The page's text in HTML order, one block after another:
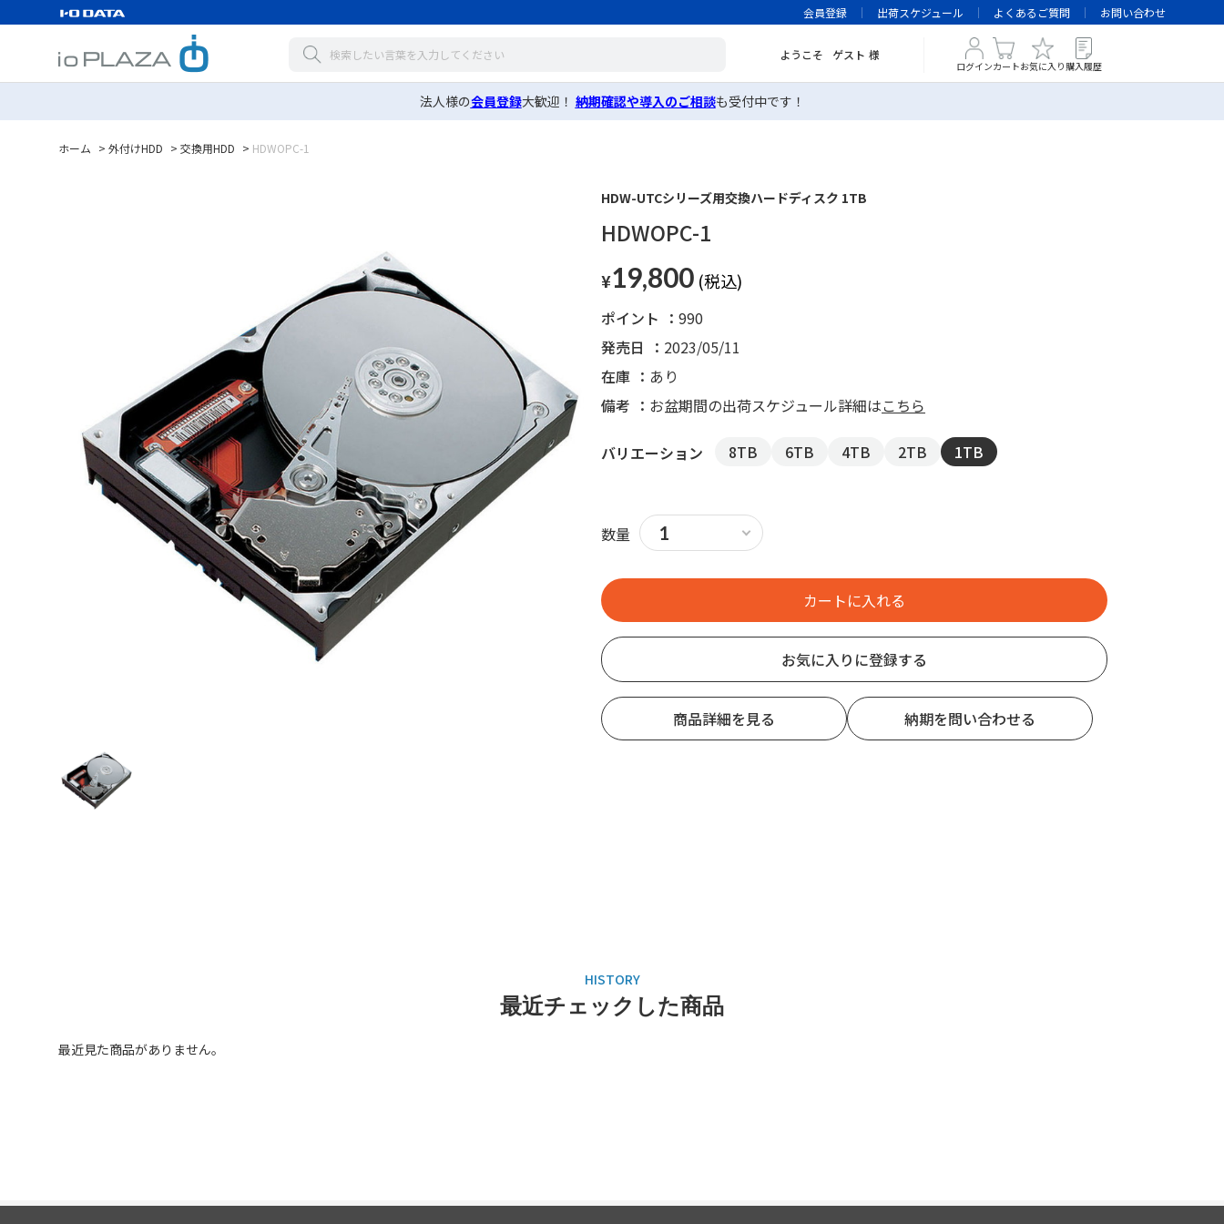
会員登録 出荷スケジュール よくあるご質問 お問い合わせ
ようこそ ゲスト 様
ログインカートお気に入り 購入履歴
法人様の会員登録大歓迎！ 納期確認や導入のご相談も受付中です！
ホーム > 外付けHDD > 交換用HDD > HDWOPC-1
HDW-UTCシリーズ用交換ハードディスク 1TB
HDWOPC-1
¥19,800
発売日 2023/05/11
ポイント 990
在庫
あり
備考
お盆期間の出荷スケジュール詳細はこちら
8TB 6TB 4TB 2TB 1TB
数量
お気に入りに登録する
商品詳細を見る 納期を問い合わせる
最近チェックした商品
最近見た商品がありません。